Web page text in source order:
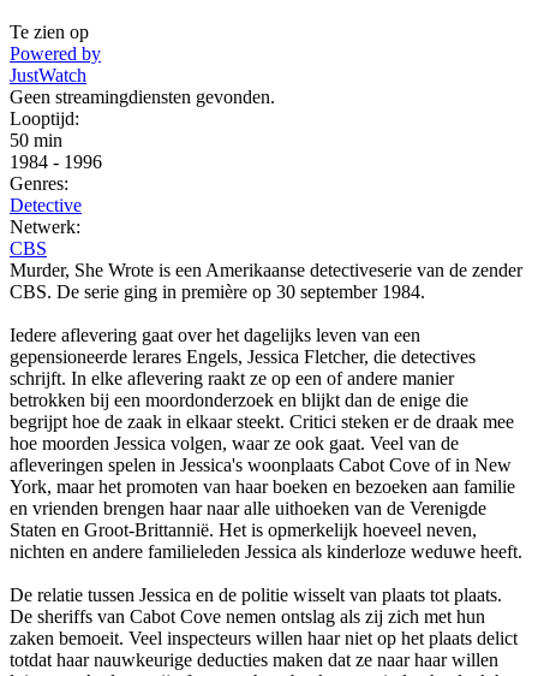
Te zien op
Powered by
JustWatch
Geen streamingdiensten gevonden.
Looptijd:
50 min
1984 - 1996
Genres:
Detective
Netwerk:
CBS
Murder, She Wrote is een Amerikaanse detectiveserie van de zender
CBS. De serie ging in première op 30 september 1984.
Iedere aflevering gaat over het dagelijks leven van een
gepensioneerde lerares Engels, Jessica Fletcher, die detectives
schrijft. In elke aflevering raakt ze op een of andere manier
betrokken bij een moordonderzoek en blijkt dan de enige die
begrijpt hoe de zaak in elkaar steekt. Critici steken er de draak mee
hoe moorden Jessica volgen, waar ze ook gaat. Veel van de
afleveringen spelen in Jessica's woonplaats Cabot Cove of in New
York, maar het promoten van haar boeken en bezoeken aan familie
en vrienden brengen haar naar alle uithoeken van de Verenigde
Staten en Groot-Brittannië. Het is opmerkelijk hoeveel neven,
nichten en andere familieleden Jessica als kinderloze weduwe heeft.
De relatie tussen Jessica en de politie wisselt van plaats tot plaats.
De sheriffs van Cabot Cove nemen ontslag als zij zich met hun
zaken bemoeit. Veel inspecteurs willen haar niet op het plaats delict
totdat haar nauwkeurige deducties maken dat ze naar haar willen